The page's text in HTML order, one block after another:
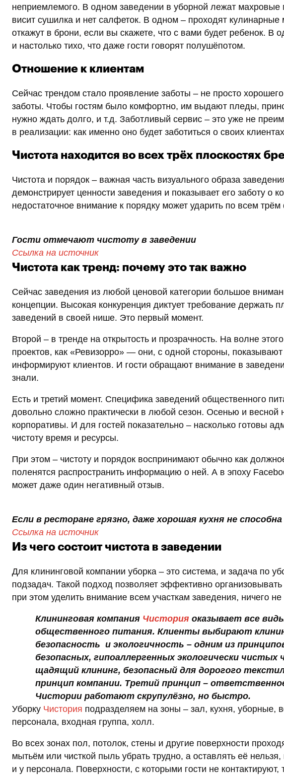
неприемлемого. В одном заведении в уборной лежат махровые
висит сушилка и нет салфеток. В одном – проходят
откажут в брони, если вы скажете, что с вами будет ребенок.
и настолько тихо, что даже гости говорят полушёпотом.
Отношение к клиентам
Сейчас трендом стало проявление заботы – не просто
заботы. Чтобы гостям было комфортно, им выдают пледы,
нужно ждать долго, и т.д. Заботливый сервис – это уже не
в реализации: как именно оно будет заботиться о своих
Чистота находится во всех трёх плоскостях
Чистота и порядок – важная часть визуального образа
демонстрирует ценности заведения и показывает его заботу о
недостаточное внимание к порядку может ударить по всем
Гости отмечают чистоту в заведении
Ссылка на источник
Чистота как тренд: почему это так важно
Сейчас заведения из любой ценовой категории большое
концепции. Высокая конкуренция диктует требование держать
заведений в своей нише. Это первый момент.
Второй – в тренде на открытость и прозрачность. На волне
проектов, как «Ревизорро» — они, с одной стороны,
информируют клиентов. И гости обращают внимание в
знали.
Есть и третий момент. Специфика заведений общественного
довольно сложно практически в любой сезон. Осенью и весной
корпоративы. И для гостей показательно – насколько готовы
чистоту время и ресурсы.
При этом – чистоту и порядок воспринимают обычно как
поленятся распространить информацию о ней. А в эпоху
может даже один негативный отзыв.
Если в ресторане грязно, даже хорошая кухня не
Ссылка на источник
Из чего состоит чистота в заведении
Для клининговой компании уборка – это система, и задача по
подзадач. Такой подход позволяет эффективно
при этом уделить внимание всем участкам заведения, ничего не
Клининговая компания Чисторияоказывает все
общественного питания. Клиенты выбирают
безопасность и экологичность – одним из
безопасных, гипоаллергенных экологически
щадящий клининг, безопасный для дорогого
принцип компании. Третий принцип –
Чистории работают скрупулёзно, но быстро.
Уборку Чистория подразделяем на зоны – зал, кухня, уборные,
персонала, входная группа, холл.
Во всех зонах пол, потолок, стены и другие поверхности
мытьём или чисткой пыль убрать трудно, а оставлять её
и у персонала. Поверхности, с которыми гости не